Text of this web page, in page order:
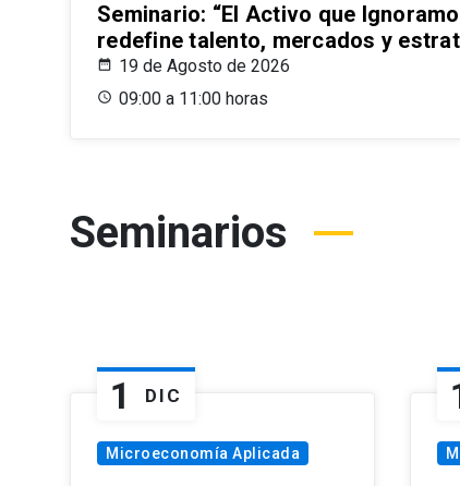
Seminario: “El Activo que
redefine talento, mercados y
19 de Agosto de 2026
09:00 a 11:00 horas
Seminarios
1 DIC
Microeconomía Aplicada